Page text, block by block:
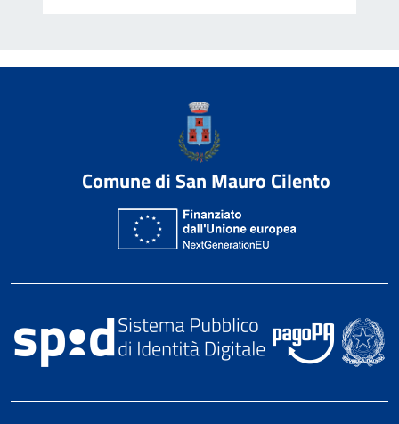
Comune di San Mauro Cilento